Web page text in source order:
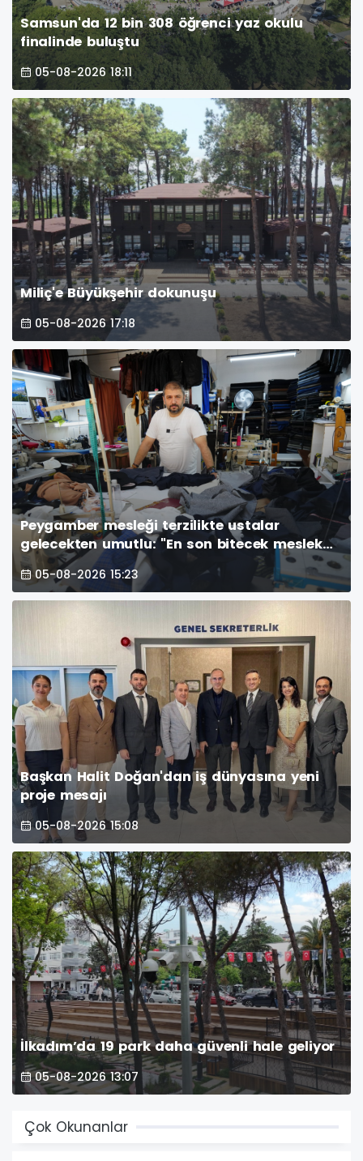
Samsun'da 12 bin 308 öğrenci yaz okulu
finalinde buluştu
05-08-2026 18:11
Miliç'e Büyükşehir dokunuşu
05-08-2026 17:18
Peygamber mesleği terzilikte ustalar
gelecekten umutlu: "En son bitecek meslek
terzilik"
05-08-2026 15:23
Başkan Halit Doğan'dan iş dünyasına yeni
proje mesajı
05-08-2026 15:08
İlkadım’da 19 park daha güvenli hale geliyor
05-08-2026 13:07
Çok Okunanlar